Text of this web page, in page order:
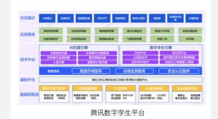
腾讯数字孪生平台